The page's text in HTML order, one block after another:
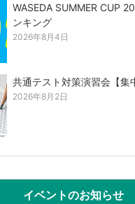
WASEDA SUMMER CUP
ンキング
2026年8月4日
共通テスト対策演習会【集
2026年8月2日
イベントのお知らせ